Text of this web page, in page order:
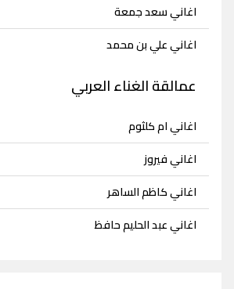
اغاني سعد جمعة
اغاني علي بن محمد
عمالقة الغناء العربي
اغاني ام كلثوم
اغاني فيروز
اغاني كاظم الساهر
اغاني عبد الحليم حافظ